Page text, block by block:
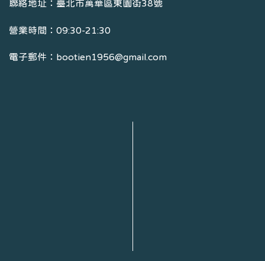
聯絡地址：臺北市萬華區東園街38號
營業時間：09:30-21:30
電子郵件：bootien1956@gmail.com